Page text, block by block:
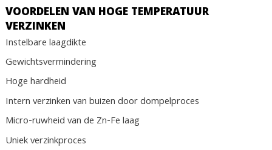
VOORDELEN VAN HOGE TEMPERATUUR
VERZINKEN
Instelbare laagdikte
Gewichtsvermindering
Hoge hardheid
Intern verzinken van buizen door dompelproces
Micro-ruwheid van de Zn-Fe laag
Uniek verzinkproces